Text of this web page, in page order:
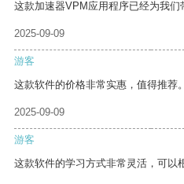
这款加速器VPM应用程序已经为我们
2025-09-09
游客
这款软件的价格非常实惠，值得推荐。
2025-09-09
游客
这款软件的学习方式非常灵活，可以